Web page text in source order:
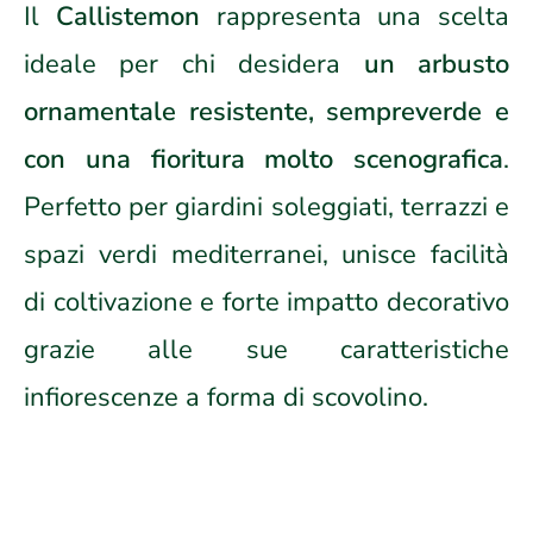
Il Callistemon rappresenta una scelta
ideale per chi desidera un arbusto
ornamentale resistente, sempreverde e
con una fioritura molto scenografica.
Perfetto per giardini soleggiati, terrazzi e
spazi verdi mediterranei, unisce facilità
di coltivazione e forte impatto decorativo
grazie alle sue caratteristiche
infiorescenze a forma di scovolino.